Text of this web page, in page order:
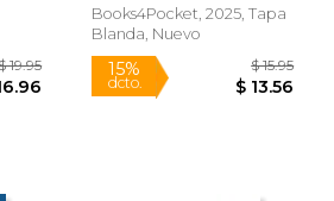
Books4Pocket, 2025, Tapa
Blanda, Nuevo